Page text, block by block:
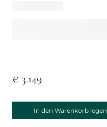
€ 3.149
In den Warenkorb legen